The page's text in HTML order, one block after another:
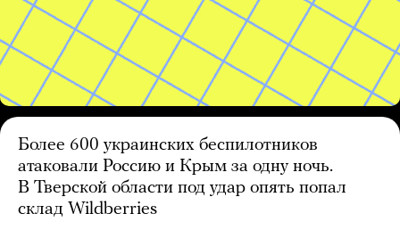
Более 600 украинских беспилотников
атаковали Россию и Крым за одну ночь.
В Тверской области под удар опять попал
склад Wildberries